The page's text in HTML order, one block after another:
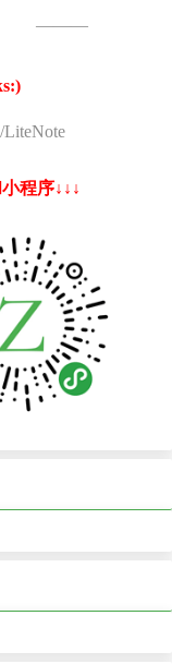
———
LiteNote
程序↓↓↓